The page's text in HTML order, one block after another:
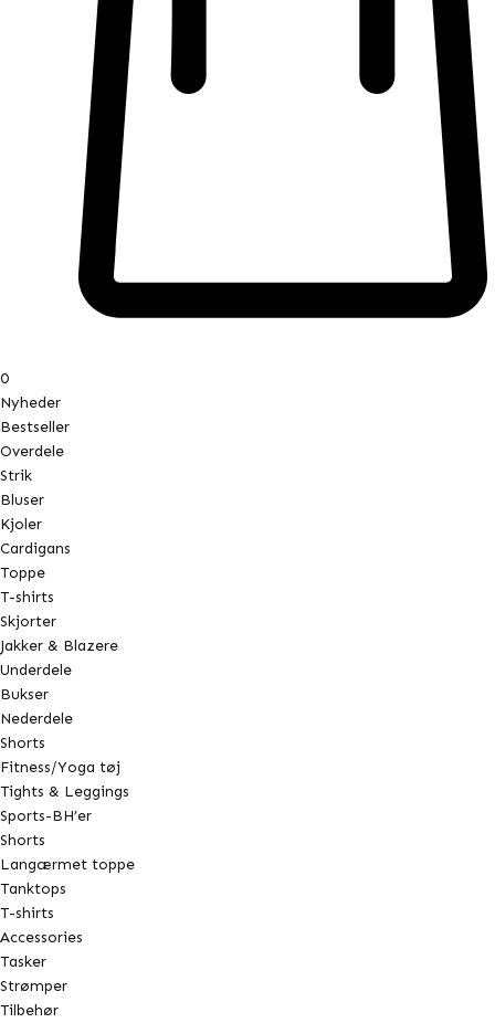
0
Nyheder
Bestseller
Overdele
Strik
Bluser
Kjoler
Cardigans
Toppe
T-shirts
Skjorter
Jakker & Blazere
Underdele
Bukser
Nederdele
Shorts
Fitness/Yoga tøj
Tights & Leggings
Sports-BH’er
Shorts
Langærmet toppe
Tanktops
T-shirts
Accessories
Tasker
Strømper
Tilbehør